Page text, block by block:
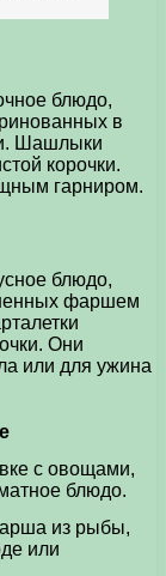
блюдо,
в
Шашлыки
корочки.
гарниром.
блюдо,
фаршем
Они
или для ужина
с овощами,
блюдо.
из рыбы,
или